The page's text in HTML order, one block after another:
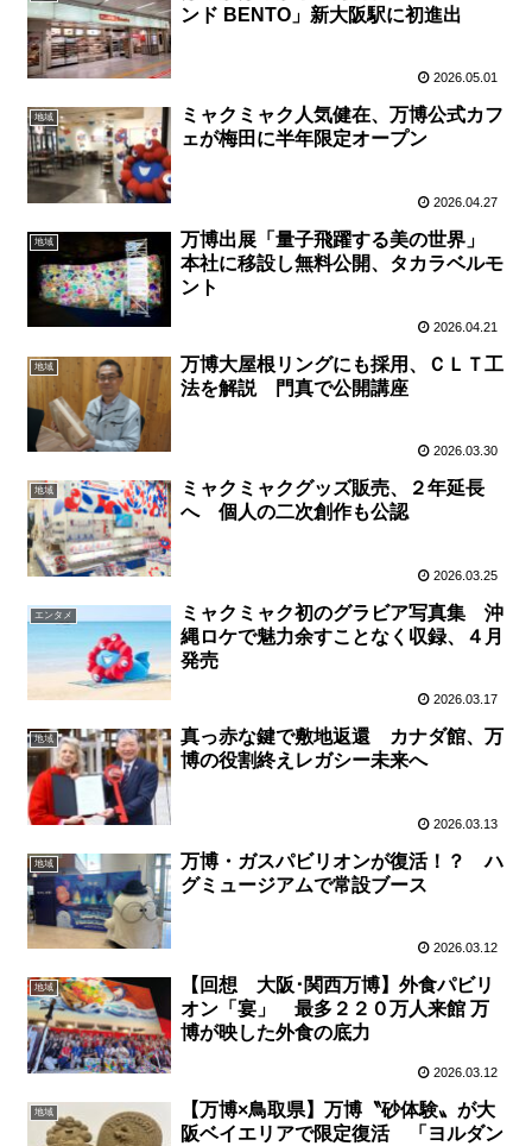
ンド BENTO」新大阪駅に初進出
2026.05.01
地域
ミャクミャク人気健在、万博公式カフ
ェが梅田に半年限定オープン
2026.04.27
地域
万博出展「量子飛躍する美の世界」
本社に移設し無料公開、タカラベルモ
ント
2026.04.21
地域
万博大屋根リングにも採用、ＣＬＴ工
法を解説 門真で公開講座
2026.03.30
地域
ミャクミャクグッズ販売、２年延長
へ 個人の二次創作も公認
2026.03.25
エンタメ
ミャクミャク初のグラビア写真集 沖
縄ロケで魅力余すことなく収録、４月
発売
2026.03.17
地域
真っ赤な鍵で敷地返還 カナダ館、万
博の役割終えレガシー未来へ
2026.03.13
地域
万博・ガスパビリオンが復活！？ ハ
グミュージアムで常設ブース
2026.03.12
地域
【回想 大阪･関西万博】外食パビリ
オン「宴」 最多２２０万人来館 万
博が映した外食の底力
2026.03.12
地域
【万博×鳥取県】万博〝砂体験〟が大
阪ベイエリアで限定復活 「ヨルダン